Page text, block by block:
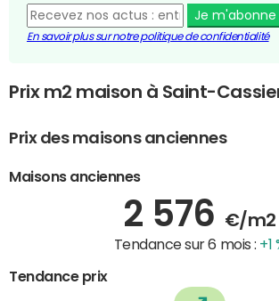
Je m'abonne
En savoir plus sur notre politique de confidentialité
Prix m2 maison à Saint-
Prix des maisons anciennes
Maisons anciennes
2 576 €/m2
Tendance sur 6 mois : +1
Tendance prix